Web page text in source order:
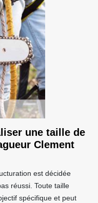
une taille de
Clement
est décidée
réussi. Toute taille
spécifique et peut